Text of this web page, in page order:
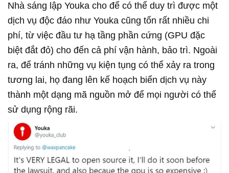
Nhà sáng lập Youka cho để có thể duy trì được một
dịch vụ độc đáo như Youka cũng tốn rất nhiều chi
phí, từ việc đầu tư hạ tầng phần cứng (GPU đặc
biệt đắt đỏ) cho đến cả phí vận hành, bảo trì. Ngoài
ra, để tránh những vụ kiện tụng có thể xảy ra trong
tương lai, họ đang lên kế hoạch biến dịch vụ này
thành một dạng mã nguồn mở để mọi người có thể
sử dụng rộng rãi.